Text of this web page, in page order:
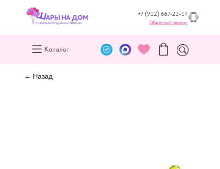
+7 (902) 667-23-01
Обратный звонок
Каталог
← Назад